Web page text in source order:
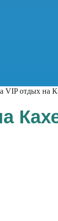
VIP отдых на